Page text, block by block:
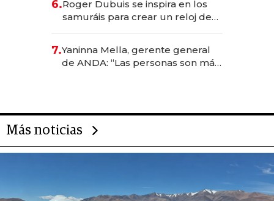
6.Roger Dubuis se inspira en los
samuráis para crear un reloj de
7.Yaninna Mella, gerente general
de ANDA: “Las personas son más
Más noticias